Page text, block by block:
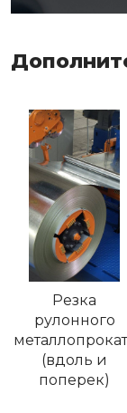
Резка
рулонного
(вдоль и
поперек)